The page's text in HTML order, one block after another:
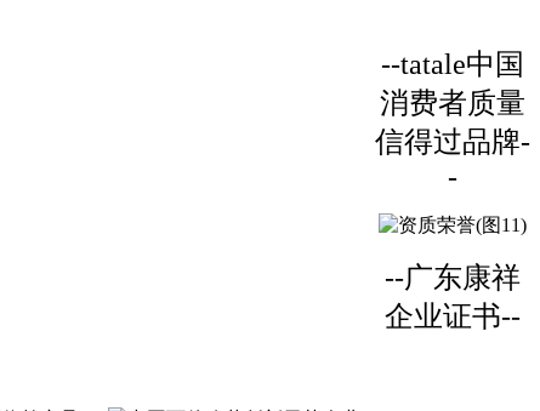
--tatale中国
消费者质量
信得过品牌-
-
--广东康祥
企业证书--